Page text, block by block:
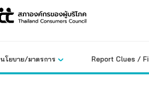
นโยบาย/มาตรการ Report Clues /